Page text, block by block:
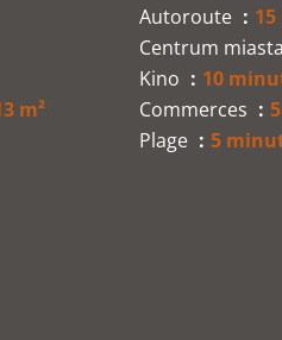
m²
Autoroute
Centrum miasta
Kino
10
Commerces
Plage
5